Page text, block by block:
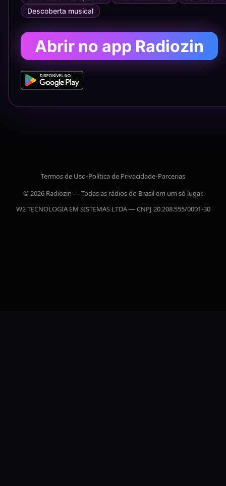
Descoberta musical
Abrir no app Radiozin
Termos de Uso•Política de Privacidade•Parcerias
© 2026 Radiozin — Todas as rádios do Brasil em um só lugar.
W2 TECNOLOGIA EM SISTEMAS LTDA — CNPJ 20.208.555/0001-30